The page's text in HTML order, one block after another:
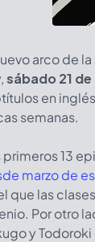
arco de
sábado 21
en
semanas.
primeros 13
marzo de
que las
Por otro
y